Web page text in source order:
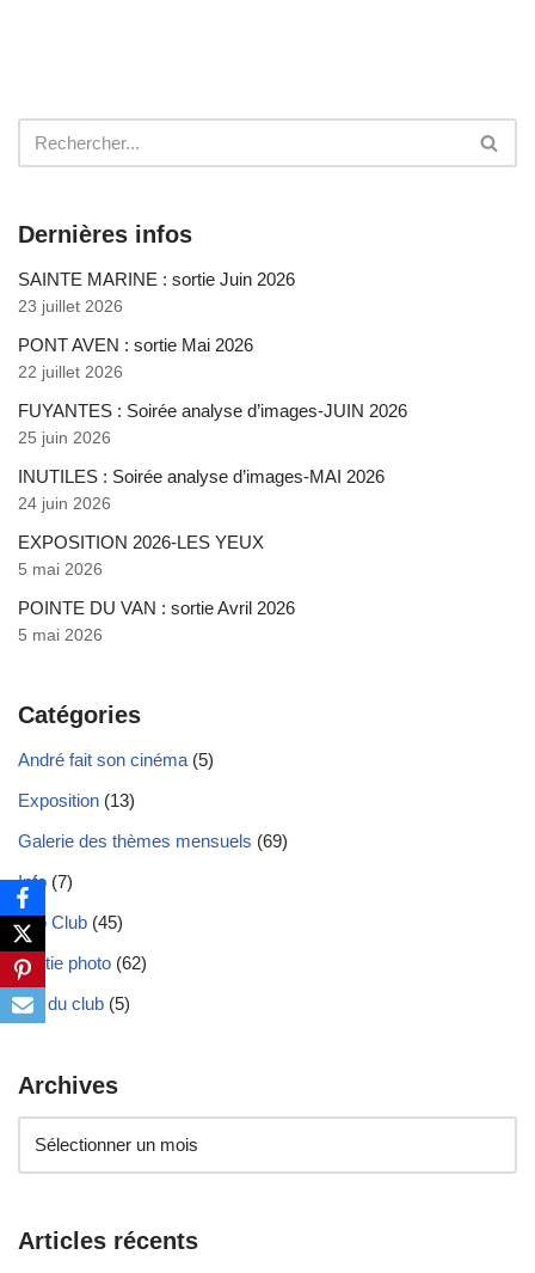
Dernières infos
SAINTE MARINE : sortie Juin 2026
23 juillet 2026
PONT AVEN : sortie Mai 2026
22 juillet 2026
FUYANTES : Soirée analyse d’images-JUIN 2026
25 juin 2026
INUTILES : Soirée analyse d’images-MAI 2026
24 juin 2026
EXPOSITION 2026-LES YEUX
5 mai 2026
POINTE DU VAN : sortie Avril 2026
5 mai 2026
Catégories
André fait son cinéma (5)
Exposition (13)
Galerie des thèmes mensuels (69)
Info (7)
Info Club (45)
Sortie photo (62)
Vie du club (5)
Archives
Articles récents